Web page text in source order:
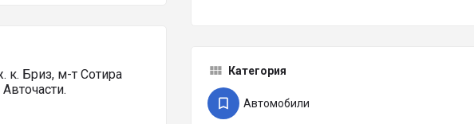
к. Бриз, м-т Сотира
Категория
Автомобили